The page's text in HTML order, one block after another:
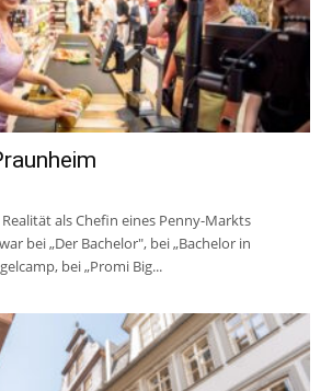
als Chefin eines Penny-Markts
bei „Der Bachelor", bei „Bachelor in
bei „Promi Big...